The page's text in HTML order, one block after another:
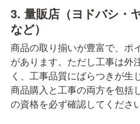
3. 量販店（ヨドバシ・
など）
商品の取り揃いが豊富で、ポ
があります。ただし工事は外
く、工事品質にばらつきが生
商品購入と工事の両方を包括
の資格を必ず確認してください